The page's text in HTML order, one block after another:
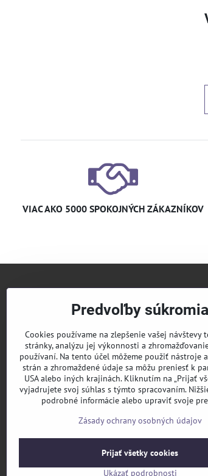
VIAC AKO 5000 SPOKOJNÝCH ZÁKAZNÍKOV
Predvoľby súkromia
Cookies používame na zlepšenie vašej návštevy
stránky, analýzu jej výkonnosti a
používaní. Na tento účel môžeme použiť nástroje
strán a zhromaždené údaje sa môžu preniesť k
USA alebo iných krajinách. Kliknutím na „Prijať
vyjadrujete svoj súhlas s týmto spracovaním.
podrobné informácie alebo upraviť svoje
Zásady ochrany osobných údajov
Ukázať podrobnosti
Prijať všetky cookies